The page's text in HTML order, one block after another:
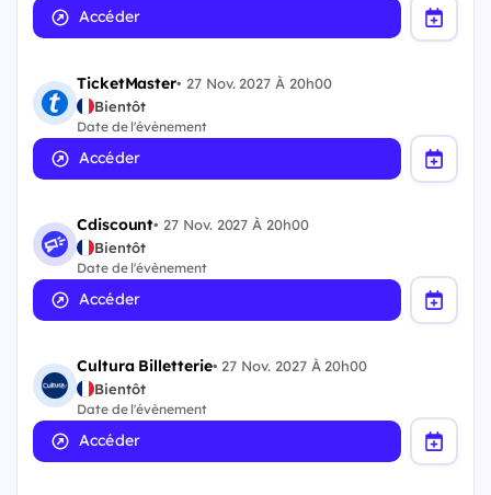
Accéder
TicketMaster• 27 Nov. 2027 À 20h00
Bientôt
Date de l'évènement
Accéder
Cdiscount• 27 Nov. 2027 À 20h00
Bientôt
Date de l'évènement
Accéder
Cultura Billetterie• 27 Nov. 2027 À 20h00
Bientôt
Date de l'évènement
Accéder